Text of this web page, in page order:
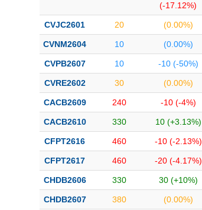
(-17.12%)
CVJC2601 20 (0.00%)
CVNM2604 10 (0.00%)
CVPB2607 10 -10 (-50%)
CVRE2602 30 (0.00%)
CACB2609 240 -10 (-4%)
CACB2610 330 10 (+3.13%)
CFPT2616 460 -10 (-2.13%)
CFPT2617 460 -20 (-4.17%)
CHDB2606 330 30 (+10%)
CHDB2607 380 (0.00%)